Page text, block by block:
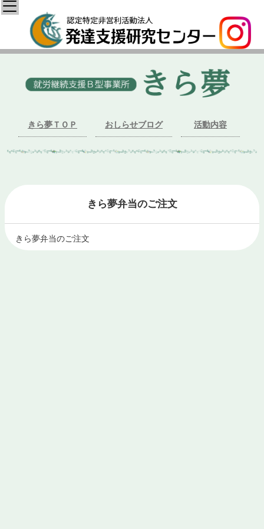
きら夢ＴＯＰ おしらせブログ 活動内容
きら夢弁当のご注文
きら夢弁当のご注文